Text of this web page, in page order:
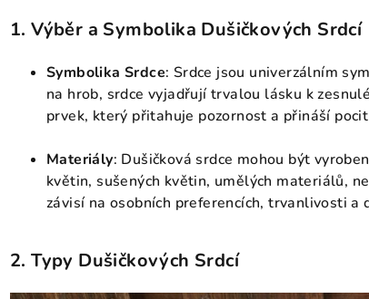
1.Výběr a Symbolika Dušičkových Srdcí
Symbolika Srdce: Srdce jsou univerzálním
na hrob, srdce vyjadřují trvalou lásku k
prvek, který přitahuje pozornost a přináší
Materiály: Dušičková srdce mohou být
květin, sušených květin, umělých materiálů,
závisí na osobních preferencích, trvanlivosti
2.Typy Dušičkových Srdcí